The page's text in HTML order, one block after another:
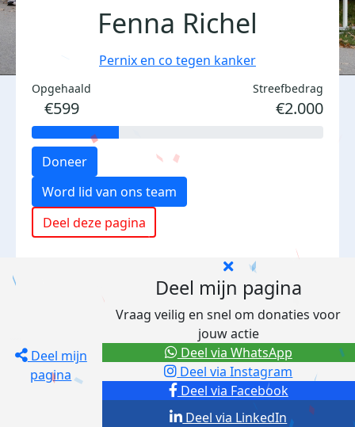
Fenna Richel
Pernix en co tegen kanker
Opgehaald
€599
Streefbedrag
€2.000
Doneer
Word lid van ons team
Deel deze pagina
Deel mijn
pagina
Deel mijn pagina
Vraag veilig en snel om donaties voor
jouw actie
Deel via Facebook
Deel via Instagram
Deel via LinkedIn
Deel via WhatsApp